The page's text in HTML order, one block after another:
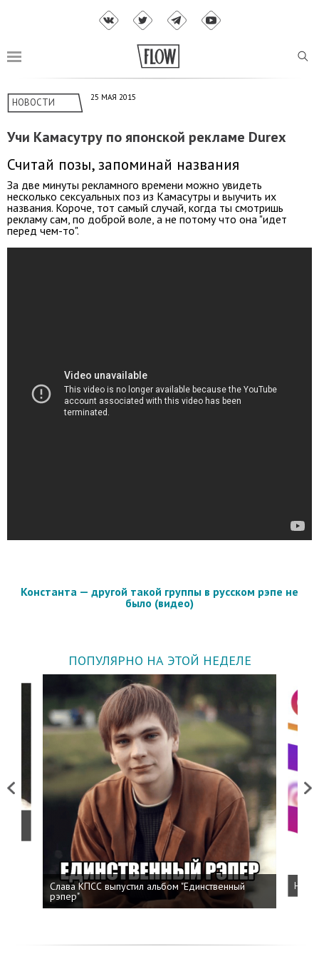
НОВОСТИ 25 МАЯ 2015
Учи Камасутру по японской рекламе Durex
Считай позы, запоминай названия
За две минуты рекламного времени можно увидеть
несколько сексуальных поз из Камасутры и выучить их
названия. Короче, тот самый случай, когда ты смотришь
рекламу сам, по доброй воле, а не потому что она "идет
перед чем-то".
Константа — другой такой группы в русском рэпе не
было (видео)
ПОПУЛЯРНО НА ЭТОЙ НЕДЕЛЕ
Previous
Слава КПСС выпустил альбом "Единственный
рэпер"
Next